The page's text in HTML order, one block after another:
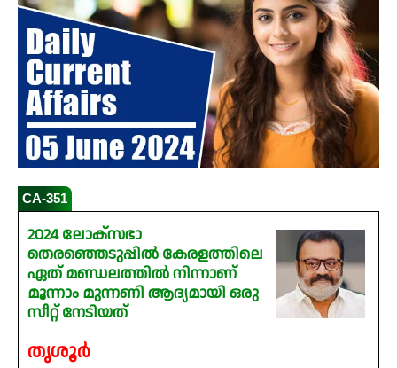
CA-351
2024 ലോക്‌സഭാ
തെരഞ്ഞെടുപ്പിൽ കേരളത്തിലെ
ഏത് മണ്ഡലത്തിൽ നിന്നാണ്
മൂന്നാം മുന്നണി ആദ്യമായി ഒരു
സീറ്റ് നേടിയത്
തൃശൂർ